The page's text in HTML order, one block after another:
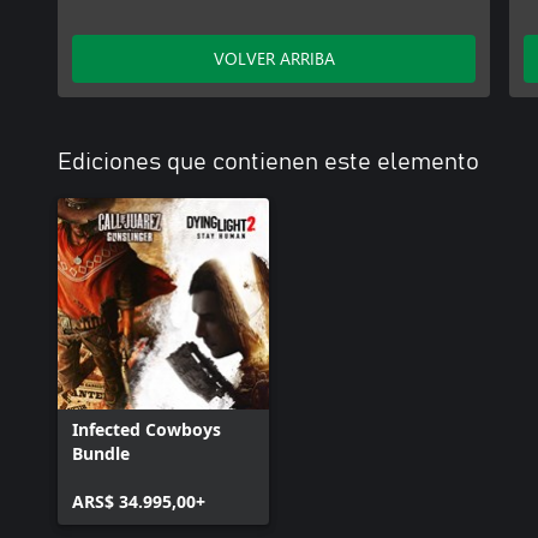
VOLVER ARRIBA
Ediciones que contienen este elemento
Infected Cowboys
Bundle
ARS$ 34.995,00+